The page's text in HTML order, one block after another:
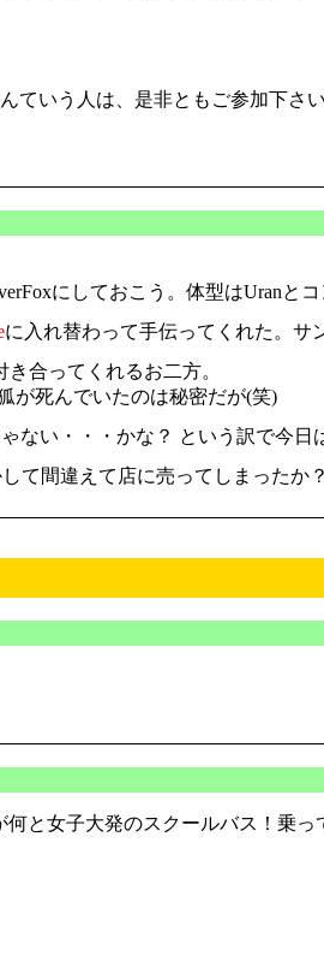
ていう人は、是非ともご参加下さ
にしておこう。体型はUranと
に入れ替わって手伝ってくれた。サ
合ってくれるお二方。
が死んでいたのは秘密だが(笑)
ない・・・かな？ という訳で今
て間違えて店に売ってしまったか
と女子大発のスクールバス！乗っ